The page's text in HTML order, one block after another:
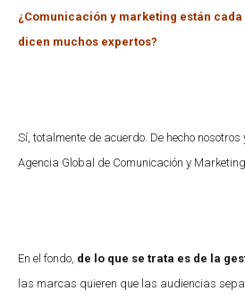
¿Comunicación y marketing están
dicen muchos expertos?
Sí, totalmente de acuerdo. De hecho
Agencia Global de Comunicación y Marketing.
En el fondo, de lo que se trata es de la
las marcas quieren que las audiencias